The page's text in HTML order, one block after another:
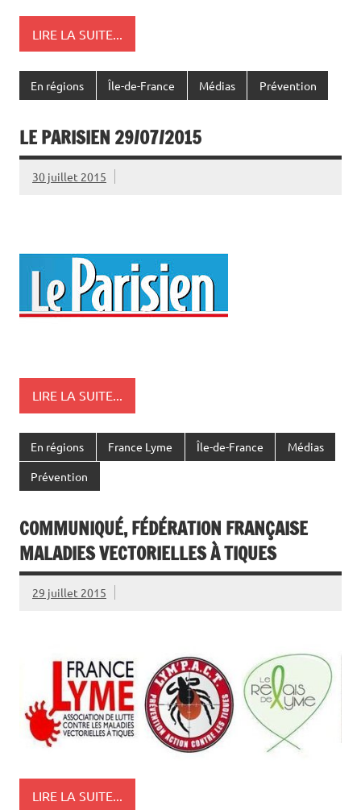
LIRE LA SUITE...
En régions Île-de-France Médias Prévention
LE PARISIEN 29/07/2015
30 juillet 2015
LIRE LA SUITE...
En régions France Lyme Île-de-France Médias
Prévention
COMMUNIQUÉ, FÉDÉRATION FRANÇAISE
MALADIES VECTORIELLES À TIQUES
29 juillet 2015
LIRE LA SUITE...